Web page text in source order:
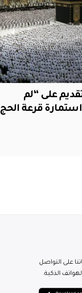
على “لم
قرعة الحج
على التواصل
الذكية.